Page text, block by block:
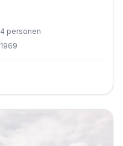
4 personen
1969